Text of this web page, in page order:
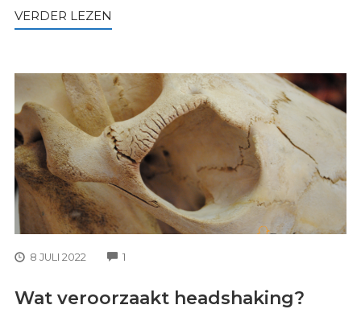
VERDER LEZEN
8 JULI 2022 1
Wat veroorzaakt headshaking?